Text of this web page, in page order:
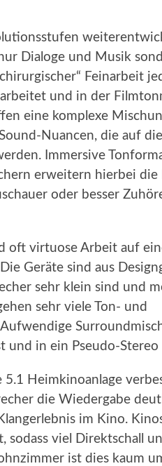
Dialoge und Musik
Feinarbeit
und in der
eine komplexe
Nuancen, die auf
Immersive
erweitern hierbei die
oder besser
oft virtuose Arbeit auf
Geräte sind aus
sehr klein sind und
sehr viele Ton- und
und in ein Pseudo-Stereo
Heimkinoanlage
die Wiedergabe
im Kino.
sodass viel Direktschall
ist dies kaum